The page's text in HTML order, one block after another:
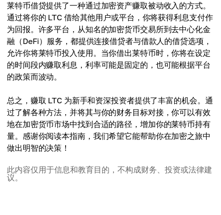
莱特币借贷提供了一种通过加密资产赚取被动收入的方式。
通过将你的 LTC 借给其他用户或平台，你将获得利息支付作
为回报。许多平台，从知名的加密货币交易所到去中心化金
融（DeFi）服务，都提供连接借贷者与借款人的借贷选项，
允许你将莱特币投入使用。当你借出莱特币时，你将在设定
的时间段内赚取利息，利率可能是固定的，也可能根据平台
的政策而波动。
总之，赚取 LTC 为新手和资深投资者提供了丰富的机会。通
过了解各种方法，并将其与你的财务目标对接，你可以有效
地在加密货币市场中找到合适的路径，增加你的莱特币持有
量。感谢你阅读本指南，我们希望它能帮助你在加密之旅中
做出明智的决策！
此内容仅用于信息和教育目的，不构成财务、投资或法律建
议。